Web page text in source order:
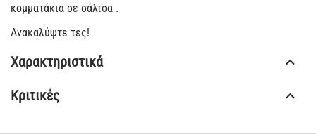
κομματάκια σε σάλτσα .
Ανακαλύψτε τες!
Χαρακτηριστικά
Κριτικές